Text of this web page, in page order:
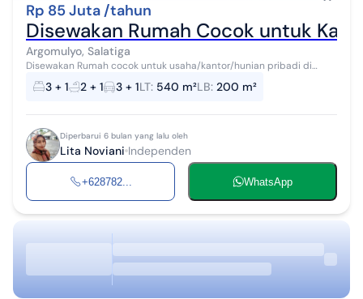
Rp 85 Juta /tahun
Disewakan Rumah Cocok untuk
Argomulyo, Salatiga
Disewakan Rumah cocok untuk usaha/kantor/hunian pribadi di
lingkungan aman dan nyaman. Akses mobil simpangan 3 menit ke
Luwes SWL 2 menit ke Kayu...
3 + 1 2 + 1 3 + 1LT: 540 m²LB: 200 m²
Diperbarui 6 bulan yang lalu oleh
Lita Noviani Independen
+628782... WhatsApp